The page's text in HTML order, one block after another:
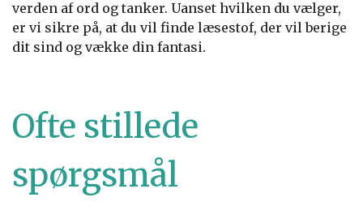
verden af ord og tanker. Uanset hvilken du vælger,
er vi sikre på, at du vil finde læsestof, der vil berige
dit sind og vække din fantasi.
Ofte stillede
spørgsmål